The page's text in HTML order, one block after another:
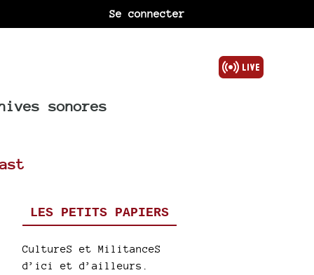
Se connecter
sonores
LES PETITS PAPIERS
CultureS et MilitanceS
d’ici et d’ailleurs.